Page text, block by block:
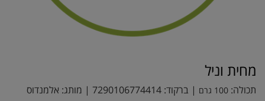
מחית וניל
תכולה: 100 גרם | ברקוד: 7290106774414 | מותג: אלמנדוס